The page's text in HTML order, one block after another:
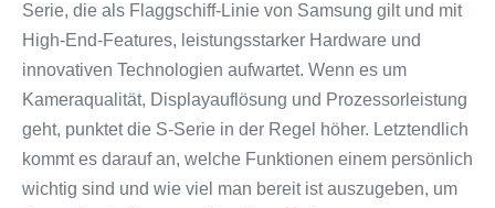
Serie, die als Flaggschiff-Linie von Samsung gilt und mit
High-End-Features, leistungsstarker Hardware und
innovativen Technologien aufwartet. Wenn es um
Kameraqualität, Displayauflösung und Prozessorleistung
geht, punktet die S-Serie in der Regel höher. Letztendlich
kommt es darauf an, welche Funktionen einem persönlich
wichtig sind und wie viel man bereit ist auszugeben, um